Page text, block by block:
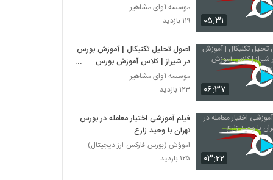
۰۵:۳۱
موسسه آوای مشاهیر
۱۱۹ بازدید
۰۶:۳۷
اصول تحلیل تکنیکال | آموزش بورس
در شیراز | کلاس آموزش بورس
آنلاین
موسسه آوای مشاهیر
۱۲۳ بازدید
۰۳:۲۲
فیلم آموزشی اختیار معامله در بورس
تهران با وحید زارع
اموؤش (بورس-فاركس-ارز ديجيتال)
۱۲۵ بازدید